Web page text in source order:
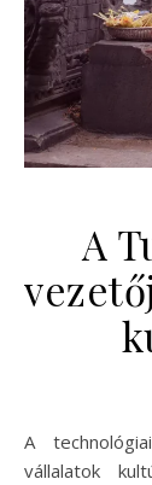
A
A technológiai szektor folyamatosan változik, és a
vállalatok